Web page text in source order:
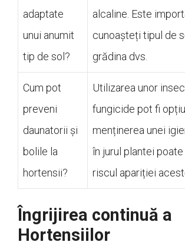
adaptate
unui anumit
tip de sol?
alcaline. Este
cunoașteți tipul de
grădina dvs.
Cum pot
preveni
daunatorii și
bolile la
hortensii?
Utilizarea unor
fungicide pot fi
menținerea unei
în jurul plantei
riscul apariției
Îngrijirea continuă a
Hortensiilor